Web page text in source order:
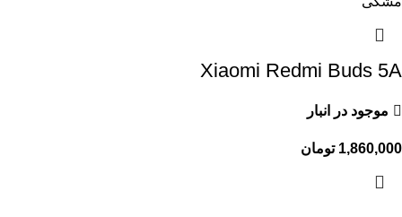
Xiaomi Redmi Buds 5A
موجود در انبار
1,860,000 تومان